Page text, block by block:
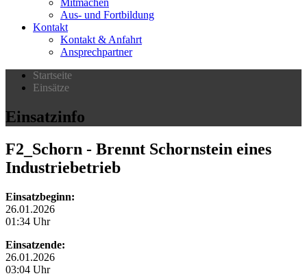
Mitmachen
Aus- und Fortbildung
Kontakt
Kontakt & Anfahrt
Ansprechpartner
Startseite
Einsätze
Einsatzinfo
F2_Schorn - Brennt Schornstein eines
Industriebetrieb
Einsatzbeginn:
26.01.2026
01:34 Uhr
Einsatzende:
26.01.2026
03:04 Uhr